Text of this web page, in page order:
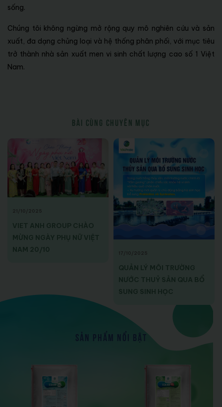
sống.
Chúng tôi không ngừng mở rộng quy mô nghiên cứu và sản
xuất, đa dạng chủng loại và hệ thống phân phối, với mục tiêu
trở thành nhà sản xuất men vi sinh chất lượng cao số 1 Việt
Nam.
BÀI CÙNG CHUYÊN MỤC
21/10/2025
17/10/2025
SẢN PHẨM NỔI BẬT